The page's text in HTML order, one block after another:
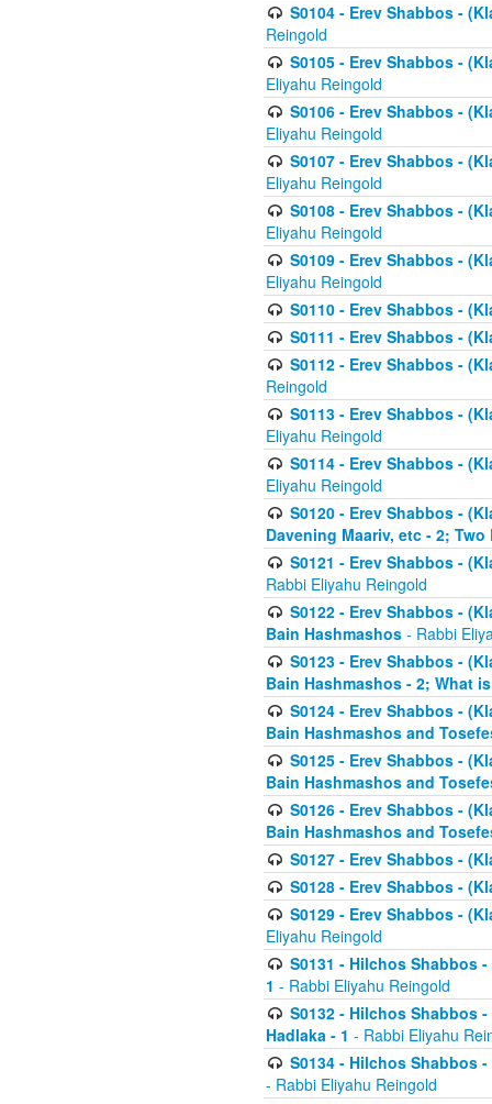
S0104 - Erev Shabbos -
Reingold
S0105 - Erev Shabbos -
Eliyahu Reingold
S0106 - Erev Shabbos -
Eliyahu Reingold
S0107 - Erev Shabbos -
Eliyahu Reingold
S0108 - Erev Shabbos -
Eliyahu Reingold
S0109 - Erev Shabbos -
Eliyahu Reingold
S0110 - Erev Shabbos -
S0111 - Erev Shabbos -
S0112 - Erev Shabbos -
Reingold
S0113 - Erev Shabbos -
Eliyahu Reingold
S0114 - Erev Shabbos -
Eliyahu Reingold
S0120 - Erev Shabbos -
Davening Maariv, etc - 2;
S0121 - Erev Shabbos -
Rabbi Eliyahu Reingold
S0122 - Erev Shabbos -
Bain Hashmashos - Rabbi
S0123 - Erev Shabbos -
Bain Hashmashos - 2; What
S0124 - Erev Shabbos -
Bain Hashmashos and
S0125 - Erev Shabbos -
Bain Hashmashos and
S0126 - Erev Shabbos -
Bain Hashmashos and
S0127 - Erev Shabbos -
S0128 - Erev Shabbos -
S0129 - Erev Shabbos -
Eliyahu Reingold
S0131 - Hilchos Shabbos
1 - Rabbi Eliyahu Reingold
S0132 - Hilchos Shabbos
Hadlaka - 1 - Rabbi Eliyahu
S0134 - Hilchos Shabbos
- Rabbi Eliyahu Reingold